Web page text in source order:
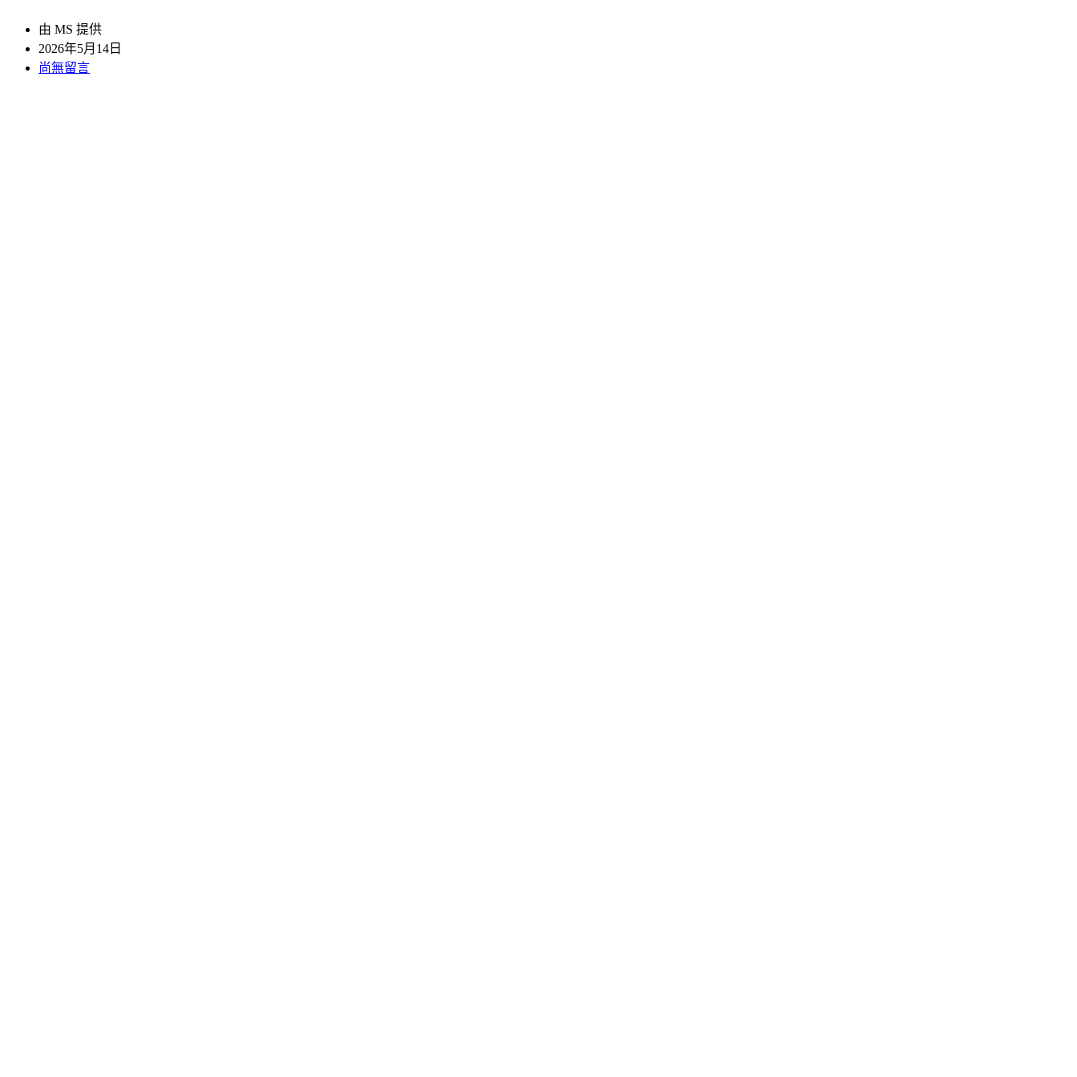
由 MS 提供
2026年5月14日
尚無留言